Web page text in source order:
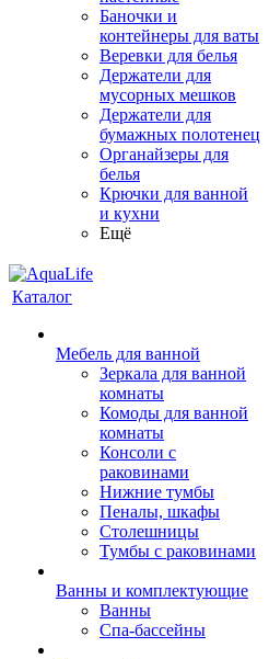
Баночки и
контейнеры для ваты
Веревки для белья
Держатели для
мусорных мешков
Держатели для
бумажных полотенец
Органайзеры для
белья
Крючки для ванной
и кухни
Ещё
Каталог
Мебель для ванной
Зеркала для ванной
комнаты
Комоды для ванной
комнаты
Консоли с
раковинами
Нижние тумбы
Пеналы, шкафы
Столешницы
Тумбы с раковинами
Ванны и комплектующие
Ванны
Спа-бассейны